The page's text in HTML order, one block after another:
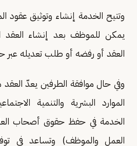
وتتيح الخدمة إنشاء وتوثيق عقود
يمكن للموظف بعد إنشاء العقد
العقد أو رفضه أو طلب تعديله عبر
وفي حال موافقة الطرفين يعدّ العقد
الموارد البشرية والتنمية
الخدمة في حفظ حقوق أصحاب
العمل والموظف) وتساعد في